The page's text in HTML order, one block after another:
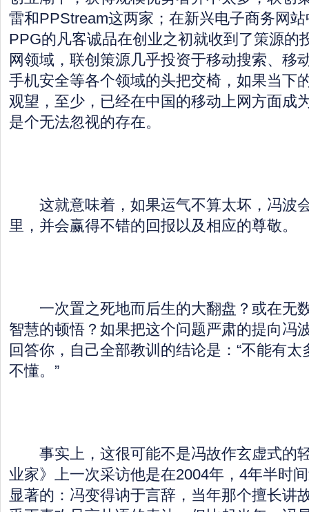
雷和PPStream这两家；在新兴电子商务网
PPG的凡客诚品在创业之初就收到了策源的
网领域，联创策源几乎投资于移动搜索、移
手机安全等各个领域的头把交椅，如果当下
观望，至少，已经在中国的移动上网方面成
是个无法忽视的存在。
这就意味着，如果运气不算太坏，冯波
里，并会赢得不错的回报以及相应的尊敬。
一次置之死地而后生的大翻盘？或在无
智慧的顿悟？如果把这个问题严肃的提向冯
回答你，自己全部教训的结论是：“不能有
不懂。”
事实上，这很可能不是冯故作玄虚式的
业家》上一次采访他是在2004年，4年半时
显著的：冯变得讷于言辞，当年那个擅长讲